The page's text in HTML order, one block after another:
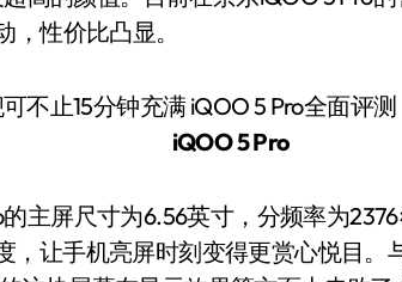
性价比凸显。
iQOO 5 Pro
，让手机亮屏时刻变得更赏心悦目。